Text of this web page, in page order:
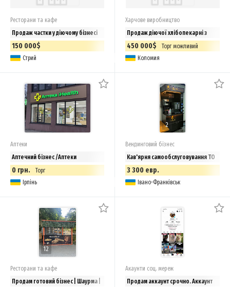
Ресторани та кафе
Продаж частки у діючому бізнесі
150 000$
Стрий
Харчове виробництво
Продаж діючої хлібопекарні з
кондитерським та булочним
цехами в Івано-Франківській
області
450 000$
Торг можливий
Коломия
Аптеки
Аптечний бізнес /Аптеки
0 грн.
Торг
Ірпінь
2
Вендинговий бізнес
Кав'ярня самообслуговування TO
GO. Готовий бізнес
3 300 евр.
Івано-Франківськ
12
Ресторани та кафе
Продам готовий бізнес | Шаурма |
Акаунти соц. мереж
Продам аккаунт срочно. Аккаунт